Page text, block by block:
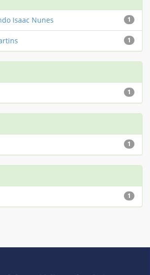
1
Isaac Nunes
1
1
1
1